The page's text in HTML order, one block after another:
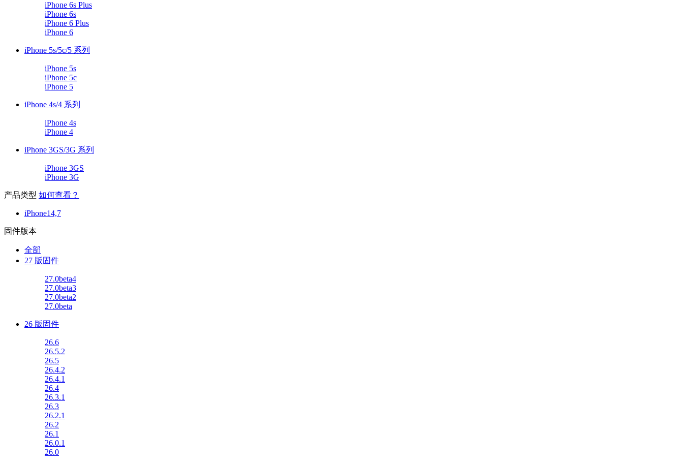
iPhone 6s Plus
iPhone 6s
iPhone 6 Plus
iPhone 6
iPhone 5s/5c/5 系列
iPhone 5s
iPhone 5c
iPhone 5
iPhone 4s/4 系列
iPhone 4s
iPhone 4
iPhone 3GS/3G 系列
iPhone 3GS
iPhone 3G
产品类型 如何查看？
iPhone14,7
固件版本
全部
27 版固件
27.0beta4
27.0beta3
27.0beta2
27.0beta
26 版固件
26.6
26.5.2
26.5
26.4.2
26.4.1
26.4
26.3.1
26.3
26.2.1
26.2
26.1
26.0.1
26.0